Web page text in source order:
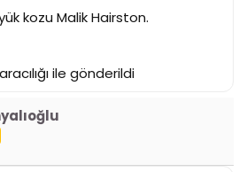
kozu Malik Hairston.
ile gönderildi